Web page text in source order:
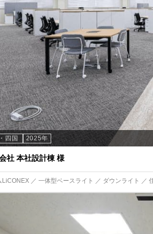
四国 2025年
社 本社設計棟 様
／ 一体型ベースライト ／ ダウンライト ／